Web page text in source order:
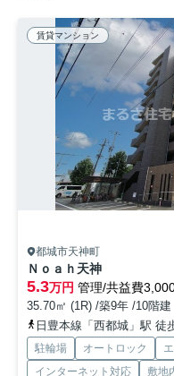
賃貸マンション
都城市天神町
Ｎｏａｈ天神
5.3万円 管理/共益費
35.70㎡ (1R) /築9年 /10階建
日豊本線「西都城」駅 徒
駐輪場 オートロック
インターネット対応
敷地